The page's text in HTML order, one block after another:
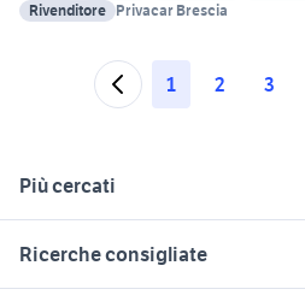
Rivenditore Privacar Brescia
1 2 3
Più cercati
auto bmw z4 Marche
Ricerche consigliate